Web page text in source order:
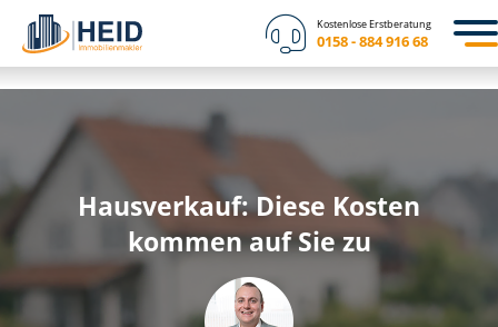
Kostenlose Erstberatung
0158 - 884 916 68
Hausverkauf: Diese Kosten
kommen auf Sie zu